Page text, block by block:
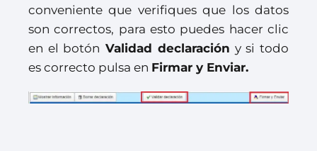
conveniente que verifiques que los datos
son correctos, para esto puedes hacer clic
en el botón Validad declaración y si todo
es correcto pulsa en Firmar y Enviar.